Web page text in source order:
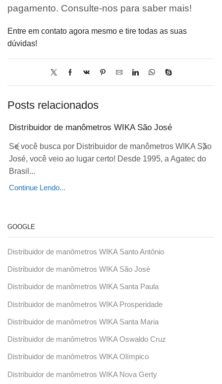
pagamento. Consulte-nos para saber mais!
Entre em contato agora mesmo e tire todas as suas
dúvidas!
Posts relacionados
Distribuidor de manômetros WIKA São José
Se você busca por Distribuidor de manômetros WIKA São
José, você veio ao lugar certo! Desde 1995, a Agatec do
Brasil...
Continue Lendo...
GOOGLE
Distribuidor de manômetros WIKA Santo Antônio
Distribuidor de manômetros WIKA São José
Distribuidor de manômetros WIKA Santa Paula
Distribuidor de manômetros WIKA Prosperidade
Distribuidor de manômetros WIKA Santa Maria
Distribuidor de manômetros WIKA Oswaldo Cruz
Distribuidor de manômetros WIKA Olímpico
Distribuidor de manômetros WIKA Nova Gerty